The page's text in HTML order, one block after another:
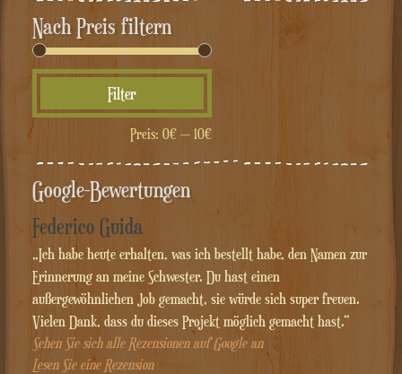
Nach Preis filtern
Preis
Preis
Filter
Preis: 0€— 10€
Google-Bewertungen
Federico Guida
„Ich habe heute erhalten, was ich bestellt habe, den Namen zur
Erinnerung an meine Schwester. Du hast einen
außergewöhnlichen Job gemacht, sie würde sich super freuen.
Vielen Dank, dass du dieses Projekt möglich gemacht hast.“
Sehen Sie sich alle Rezensionen auf Google an
Lesen Sie eine Rezension